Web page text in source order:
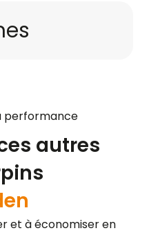
performance
autres
et à économiser en